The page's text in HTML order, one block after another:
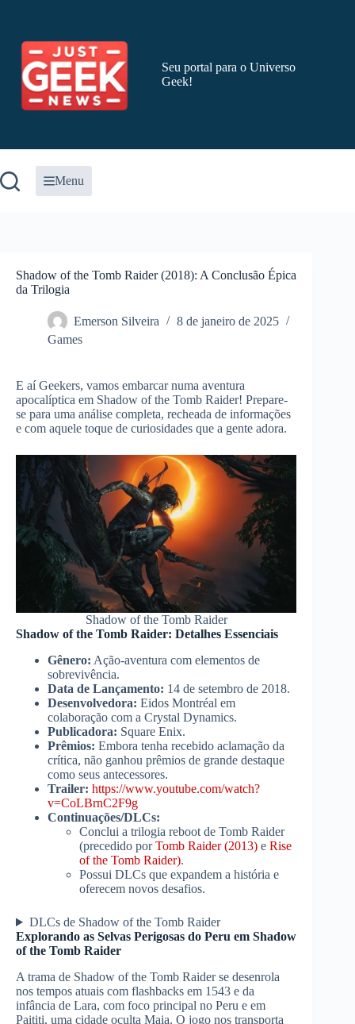
conteúdo
Seu portal para o Universo
Geek!
Menu
Shadow of the Tomb Raider (2018): A Conclusão Épica
da Trilogia
Emerson Silveira
8 de janeiro de 2025
Games
E aí Geekers, vamos embarcar numa aventura
apocalíptica em Shadow of the Tomb Raider! Prepare-
se para uma análise completa, recheada de informações
e com aquele toque de curiosidades que a gente adora.
Shadow of the Tomb Raider
Shadow of the Tomb Raider: Detalhes Essenciais
Gênero: Ação-aventura com elementos de
sobrevivência.
Data de Lançamento: 14 de setembro de 2018.
Desenvolvedora: Eidos Montréal em
colaboração com a Crystal Dynamics.
Publicadora: Square Enix.
Prêmios: Embora tenha recebido aclamação da
crítica, não ganhou prêmios de grande destaque
como seus antecessores.
Trailer: https://www.youtube.com/watch?
v=CoLBrnC2F9g
Continuações/DLCs:
Conclui a trilogia reboot de Tomb Raider
(precedido porTomb Raider (2013) e Rise
of the Tomb Raider).
Possui DLCs que expandem a história e
oferecem novos desafios.
DLCs de Shadow of the Tomb Raider
Explorando as Selvas Perigosas do Peru em Shadow
of the Tomb Raider
A trama de Shadow of the Tomb Raider se desenrola
nos tempos atuais com flashbacks em 1543 e da
infância de Lara, com foco principal no Peru e em
Paititi, uma cidade oculta Maia. O jogo nos transporta